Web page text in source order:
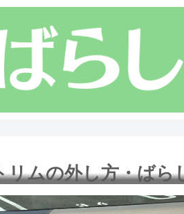
ムの外し方・ばら